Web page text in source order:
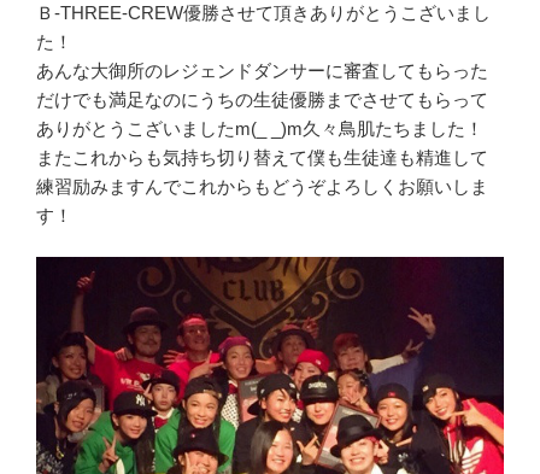
Ｂ-THREE-CREW優勝させて頂きありがとうこざいまし
た！
あんな大御所のレジェンドダンサーに審査してもらった
だけでも満足なのにうちの生徒優勝までさせてもらって
ありがとうこざいましたm(_ _)m久々鳥肌たちました！
またこれからも気持ち切り替えて僕も生徒達も精進して
練習励みますんでこれからもどうぞよろしくお願いしま
す！